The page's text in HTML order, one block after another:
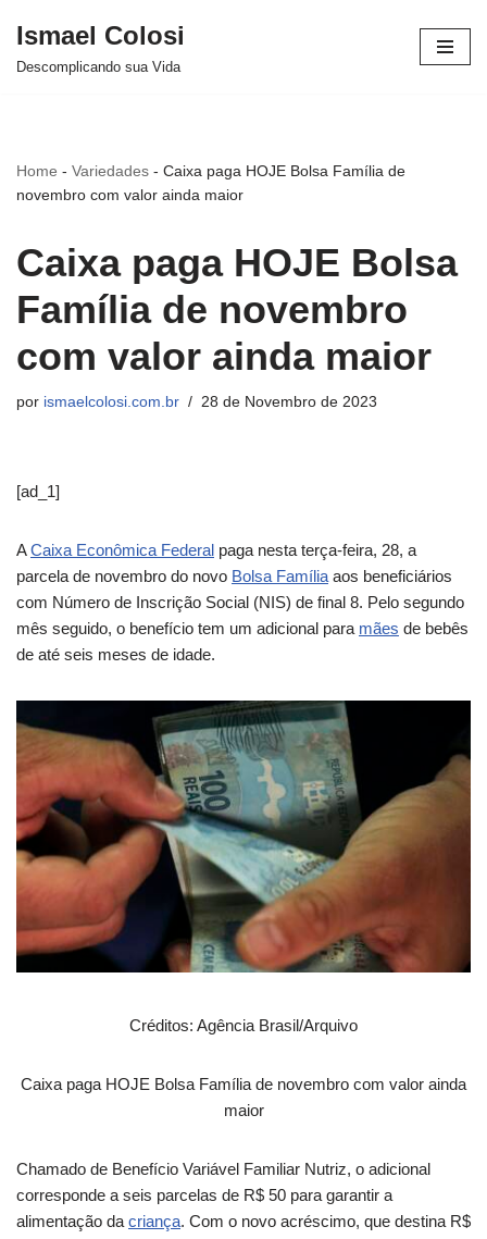
Avançar
Ismael Colosi
Descomplicando sua Vida
Home - Variedades - Caixa paga HOJE Bolsa Família de
novembro com valor ainda maior
Caixa paga HOJE Bolsa
Família de novembro
com valor ainda maior
por ismaelcolosi.com.br 28 de Novembro de 2023
[ad_1]
ACaixa Econômica Federal paga nesta terça-feira, 28, a
parcela de novembro do novo Bolsa Família aos beneficiários
com Número de Inscrição Social (NIS) de final 8. Pelo segundo
mês seguido, o benefício tem um adicional para mães de bebês
de até seis meses de idade.
Créditos: Agência Brasil/Arquivo
Caixa paga HOJE Bolsa Família de novembro com valor ainda
maior
Chamado de Benefício Variável Familiar Nutriz, o adicional
corresponde a seis parcelas de R$ 50 para garantir a
alimentação da criança. Com o novo acréscimo, que destina R$